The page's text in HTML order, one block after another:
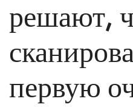
решают,
первую